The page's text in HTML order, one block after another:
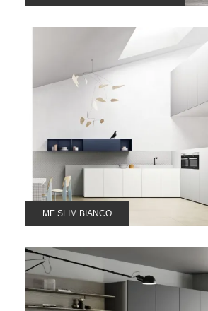
ME SLIM BIANCO